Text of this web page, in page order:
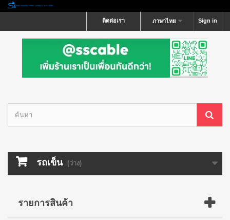
Sign in
ภาษาไทย
ติดต่อเรา
รถเข็น (ว่าง)
รายการสินค้า